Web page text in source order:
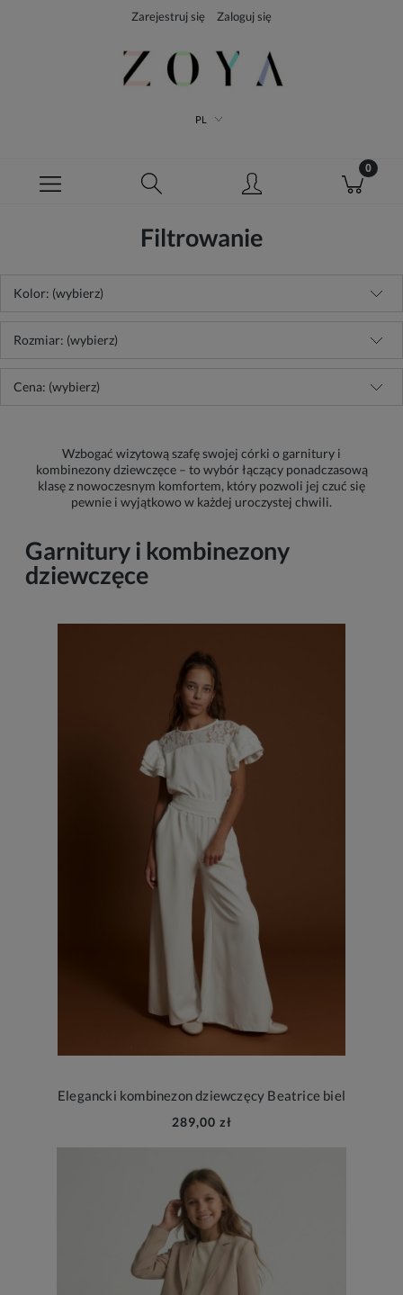
Zarejestruj się Zaloguj się
PL
Filtrowanie
Kolor: (wybierz)
Rozmiar: (wybierz)
Cena: (wybierz)
Wzbogać wizytową szafę swojej córki o garnitury i
kombinezony dziewczęce – to wybór łączący ponadczasową
klasę z nowoczesnym komfortem, który pozwoli jej czuć się
pewnie i wyjątkowo w każdej uroczystej chwili.
Garnitury i kombinezony
dziewczęce
Elegancki kombinezon dziewczęcy Beatrice biel
289,00 zł